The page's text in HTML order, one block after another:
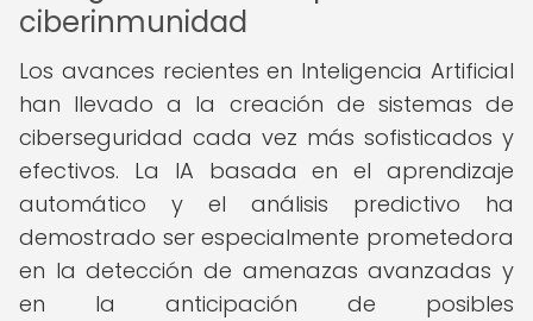
ciberinmunidad
Los avances recientes en Inteligencia Artificial
han llevado a la creación de sistemas de
ciberseguridad cada vez más sofisticados y
efectivos. La IA basada en el aprendizaje
automático y el análisis predictivo ha
demostrado ser especialmente prometedora
en la detección de amenazas avanzadas y
en la anticipación de posibles